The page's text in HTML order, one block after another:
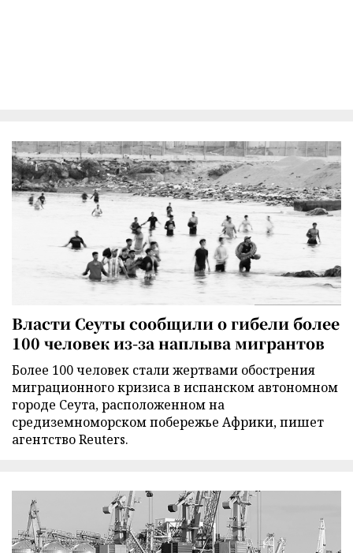
Власти Сеуты сообщили о гибели более
100 человек из-за наплыва мигрантов
Более 100 человек стали жертвами обострения
миграционного кризиса в испанском автономном
городе Сеута, расположенном на
средиземноморском побережье Африки, пишет
агентство Reuters.